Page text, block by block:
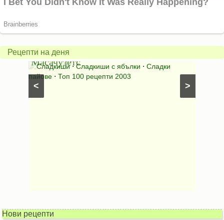
Рецепти на деня
>
<
Американски
ябълков
пай
от
Масачузетс
Сладкиши⋅Сладкиши с ябълки ⋅ Сладки
пайове ⋅ Топ 100 рецепти 2003
питка
на
мама
Нови рецепти